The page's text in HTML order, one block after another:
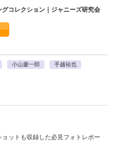
コレクション｜ジャニーズ研究会
小山慶一郎
手越祐也
ットも収録した必見フォトレポー